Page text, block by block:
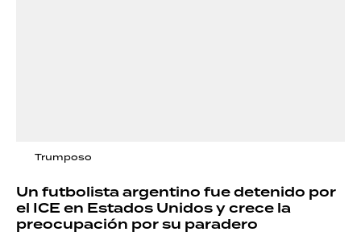
Trumposo
Un futbolista argentino fue detenido por
el ICE en Estados Unidos y crece la
preocupación por su paradero